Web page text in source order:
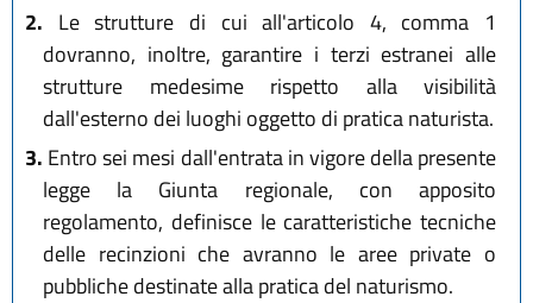
2. Le strutture di cui all'articolo 4, comma 1
dovranno, inoltre, garantire i terzi estranei alle
strutture medesime rispetto alla visibilità
dall'esterno dei luoghi oggetto di pratica naturista.
3. Entro sei mesi dall'entrata in vigore della presente
legge la Giunta regionale, con apposito
regolamento, definisce le caratteristiche tecniche
delle recinzioni che avranno le aree private o
pubbliche destinate alla pratica del naturismo.